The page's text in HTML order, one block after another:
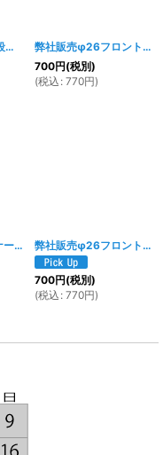
アジャスタブル(無段階調整)タイプ リングスパナ [
弊社販売φ26フロントフォーク用 ダストシール TYPE1
700円(税別)
(税込 : 770円)
[1083w]
5L油圧・強化インナーフォーク用 ダストシール、サークリップ、リング 3点セット 弊社販売φ26フロントフォーク用 ダストシール TYPE2
700円(税別)
(税込 : 770円)